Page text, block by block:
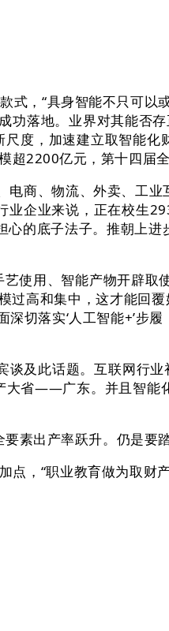
，“具身智能不只可以
功落地。业界对其能否
度，加速建立取智能
2200亿元，第十四届
商、物流、外卖、工业
企业来说，正在校生
的底子法子。推朝上
用、智能产物开辟取
高和集中，这才能回
切落实‘人工智能+’步
此话题。互联网行业
大省——广东。并且智能
素出产率跃升。仍是要
，“职业教育做为取财